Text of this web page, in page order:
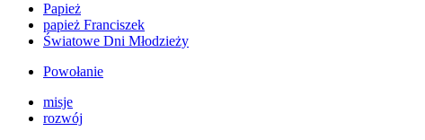
Papież
papież Franciszek
Światowe Dni Młodzieży
Powołanie
misje
rozwój